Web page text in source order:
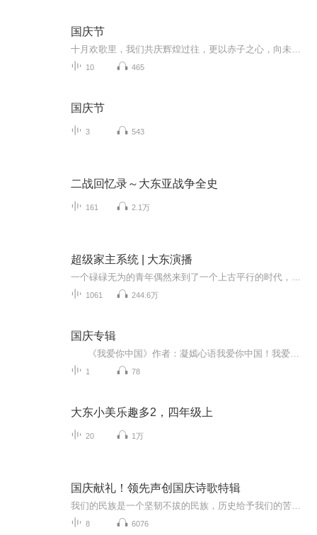
国庆节
10 465
国庆节
3 543
二战回忆录～大东亚战争全史
161 2.1万
超级家主系统 | 大东演播
1061 244.6万
国庆专辑
1 78
大东小美乐趣多2，四年级上
20 1万
国庆献礼！领先声创国庆诗歌特辑
8 6076